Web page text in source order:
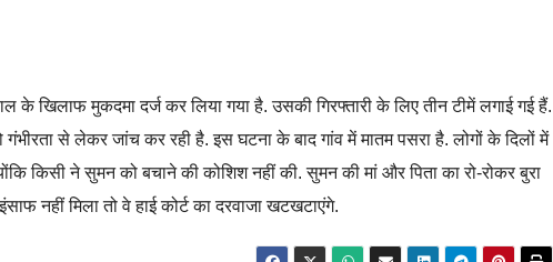
के खिलाफ मुकदमा दर्ज कर लिया गया है. उसकी गिरफ्तारी के लिए तीन टीमें लगाई गई हैं.
से लेकर जांच कर रही है. इस घटना के बाद गांव में मातम पसरा है. लोगों के दिलों में
किसी ने सुमन को बचाने की कोशिश नहीं की. सुमन की मां और पिता का रो-रोकर बुरा
नहीं मिला तो वे हाई कोर्ट का दरवाजा खटखटाएंगे.